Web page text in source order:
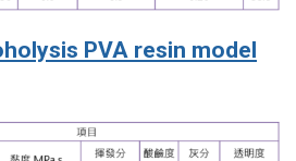
PVA resin model